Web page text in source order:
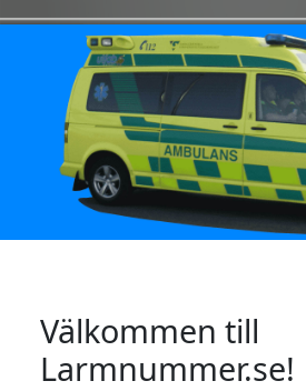
Välkommen till
Larmnummer.se!